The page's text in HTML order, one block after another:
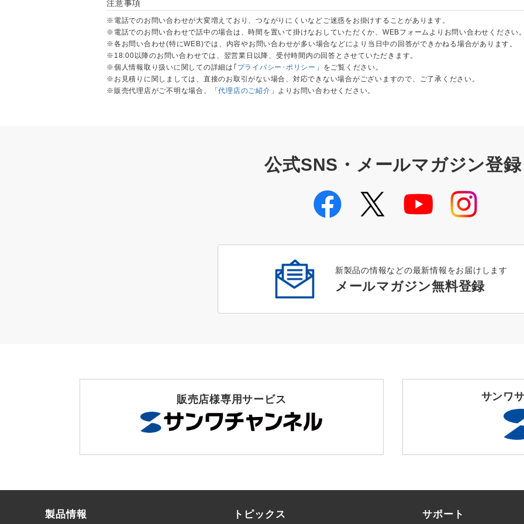
注意事項
※電話でのお問い合わせが大変増えており、つながりにくいなどご迷惑をお掛けすることがあります。
※電話でのお問い合わせで話中の場合は、時間を置いて掛けなおしていただくか、WEBフォームよりお問い合わせください
※各お問い合わせ(特にWEB)では、内容やお問い合わせが多い場合などにより当日中の回答ができかねる場合があります。
※18:00以降のお問い合わせでは、翌営業日以降、受付時間内の回答とさせていただきます。
※個人情報取り扱いに関しての詳細は｢ プライバシー･ポリシー 」をご覧ください。
※お見積りに関しましては、直接のお取引がない場合、対応できない場合がございますので、ご了承ください。
※販売代理店がご不明な場合、「代理店のご紹介 」よりお問い合わせください。
公式SNS・メールマガジン登録
新製品の情報などの最新情報をお届けします
メールマガジン無料登録
販売店様専用サービス サンワ
製品情報 トピックス サポート